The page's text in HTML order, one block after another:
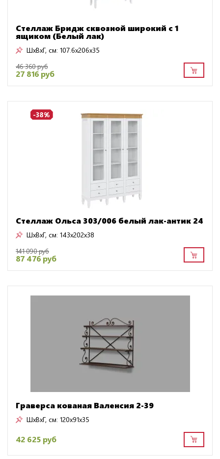
Стеллаж Бридж сквозной широкий с 1
ящиком (Белый лак)
ШxВxГ, см: 107.6x206x35
46 360 руб
27 816 руб
-38%
Стеллаж Ольса 303/006 белый лак-антик 24
ШxВxГ, см: 143x202x38
141 090 руб
87 476 руб
Граверса кованая Валенсия 2-39
ШxВxГ, см: 120x91x35
42 625 руб